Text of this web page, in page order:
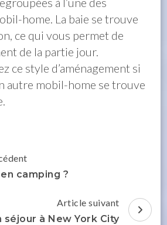
home. La baie se trouve
ce qui vous permet de
de la partie jour.
ce style d’aménagement si
autre mobil-home se trouve
camping ?
Article suivant
séjour à New York City